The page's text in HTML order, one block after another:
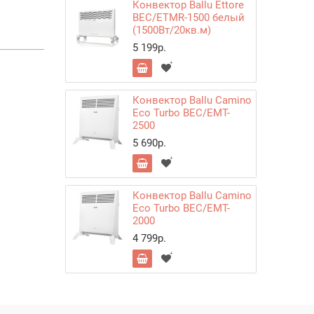
Конвектор Ballu Ettore
BEC/ETMR-1500 белый
(1500Вт/20кв.м)
5 199р.
Конвектор Ballu Camino
Eco Turbo BEC/EMT-
2500
5 690р.
Конвектор Ballu Camino
Eco Turbo BEC/EMT-
2000
4 799р.